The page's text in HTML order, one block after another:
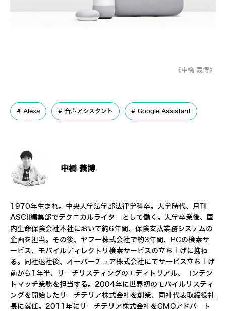
《中橋 義博》
Alexa 音声アシスタント Google Assistant
中橋 義博
1970年生まれ。中央大学法学部法律学科卒。大学時代、月刊
ASCII編集部でテクニカルライターとして働く。大学卒業後、国
内生命保険会社本社において約6年間、保険支払業務システムの
企画を担当。その後、ヤフー株式会社で約3年間、PCの検索サ
ービス、モバイルディレクトリ検索サービスの立ち上げに携わ
る。同社退社後、オーバーチュア株式会社にてサービス立ち上げ
前から1年半、サーチリスティングのエディトリアル、コンテン
トマッチ業務を担当する。2004年に世界初のモバイルリスティ
ングを開始したサーチテリア株式会社を創業、同社代表取締役社
長に就任。2011年にサーチテリア株式会社をGMOアドパート